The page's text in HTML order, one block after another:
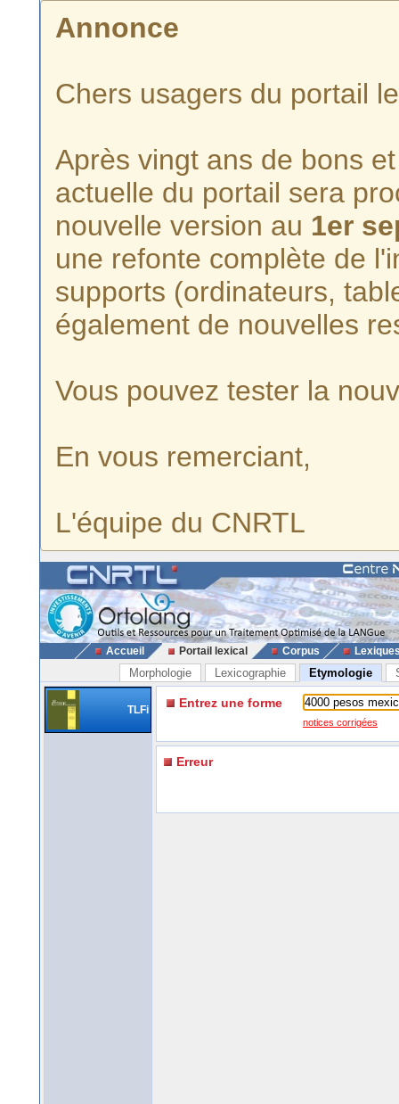
Annonce
Chers usagers du portail
Après vingt ans de bons
actuelle du portail sera
nouvelle version au 1er
une refonte complète de
supports (ordinateurs,
également de nouvelles
Vous pouvez tester la
En vous remerciant,
L'équipe du CNRTL
Accueil Portail lexical Corpus
Morphologie Lexicographie Etymologie
TLFi Entrez une forme
notices corrigées
Erreur